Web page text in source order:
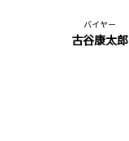
バイヤー
古谷康太郎